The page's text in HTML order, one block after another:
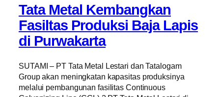
Tata Metal Kembangkan
Fasiltas Produksi Baja Lapis
di Purwakarta
SUTAMI – PT Tata Metal Lestari dan Tatalogam
Group akan meningkatan kapasitas produksinya
melalui pembangunan fasilitas Continuous